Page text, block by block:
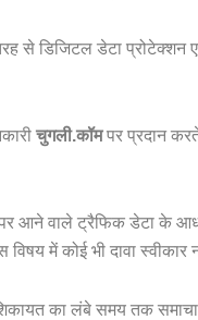
से डिजिटल डेटा प्रोटेक्शन
चुगली.कॉमपर प्रदान
आने वाले ट्रैफिक डेटा के
विषय में कोई भी दावा स्वीकार
का लंबे समय तक